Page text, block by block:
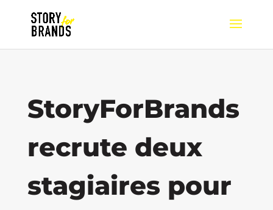
StoryForBrands
recrute deux
stagiaires pour